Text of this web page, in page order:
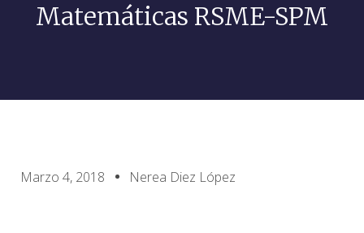
Matemáticas RSME-SPM
Marzo 4, 2018 Nerea Diez López